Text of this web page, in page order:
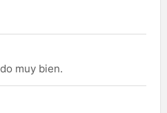
muy bien.